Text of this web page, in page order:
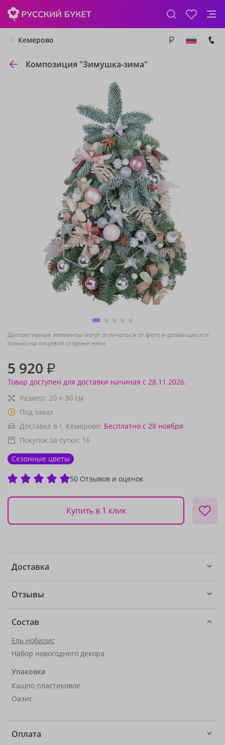
Кемерово
Композиция "Зимушка-зима"
Декоративные элементы могут отличаться от фото и размещаются
только на лицевой стороне елки
5 920 ₽
Товар доступен для доставки начиная с 28.11.2026.
Размер: 20 × 30 см
Под заказ
Доставка в г. Кемерово: Бесплатно с 28 ноября
Покупок за сутки: 16
Сезонные цветы
50 Отзывов и оценок
Купить в 1 клик
Доставка
Отзывы
Состав
Ель нобилис
Набор новогоднего декора
Упаковка
Кашпо пластиковое
Оазис
Оплата